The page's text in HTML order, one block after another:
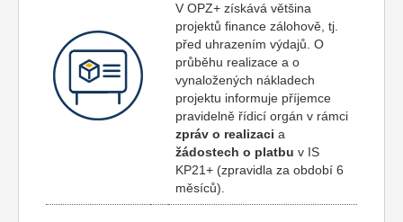
V OPZ+ získává většina
projektů finance zálohově, tj.
před uhrazením výdajů. O
průběhu realizace a o
vynaložených nákladech
projektu informuje příjemce
pravidelně řídicí orgán v rámci
zpráv o realizaci a
žádostech o platbu v IS
KP21+ (zpravidla za období 6
měsíců).